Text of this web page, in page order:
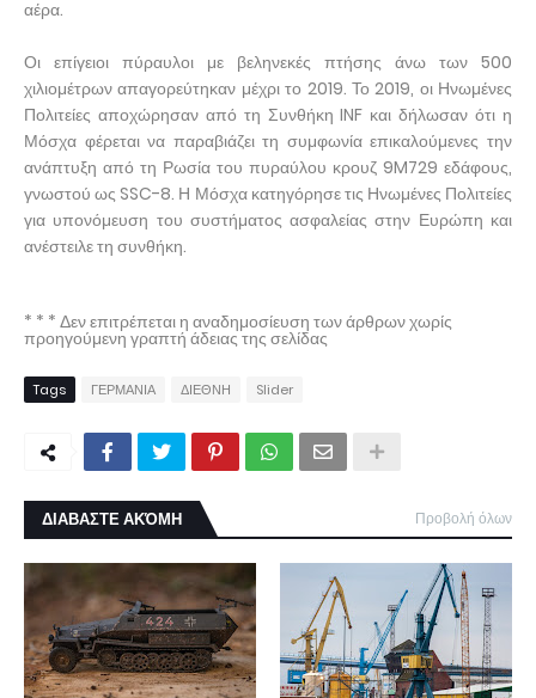
αέρα.
Οι επίγειοι πύραυλοι με βεληνεκές πτήσης άνω των 500
χιλιομέτρων απαγορεύτηκαν μέχρι το 2019. Το 2019, οι Ηνωμένες
Πολιτείες αποχώρησαν από τη Συνθήκη INF και δήλωσαν ότι η
Μόσχα φέρεται να παραβιάζει τη συμφωνία επικαλούμενες την
ανάπτυξη από τη Ρωσία του πυραύλου κρουζ 9M729 εδάφους,
γνωστού ως SSC-8. Η Μόσχα κατηγόρησε τις Ηνωμένες Πολιτείες
για υπονόμευση του συστήματος ασφαλείας στην Ευρώπη και
ανέστειλε τη συνθήκη.
* * * Δεν επιτρέπεται η αναδημοσίευση των άρθρων χωρίς
προηγούμενη γραπτή άδειας της σελίδας
Tags ΓΕΡΜΑΝΙΑ ΔΙΕΘΝΗ Slider
ΔΙΑΒΑΣΤΕ ΑΚΌΜΗ Προβολή όλων